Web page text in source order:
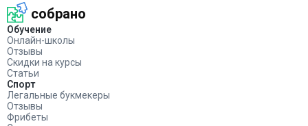
собрано
Обучение
Онлайн-школы
Отзывы
Скидки на курсы
Статьи
Спорт
Легальные букмекеры
Отзывы
Фрибеты